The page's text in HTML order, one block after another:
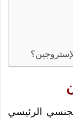
الرئيسي